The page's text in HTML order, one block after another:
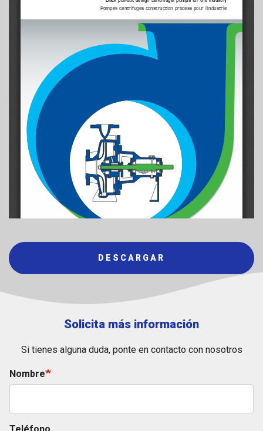
DESCARGAR
Solicita más información
Si tienes alguna duda, ponte en contacto con nosotros
Nombre